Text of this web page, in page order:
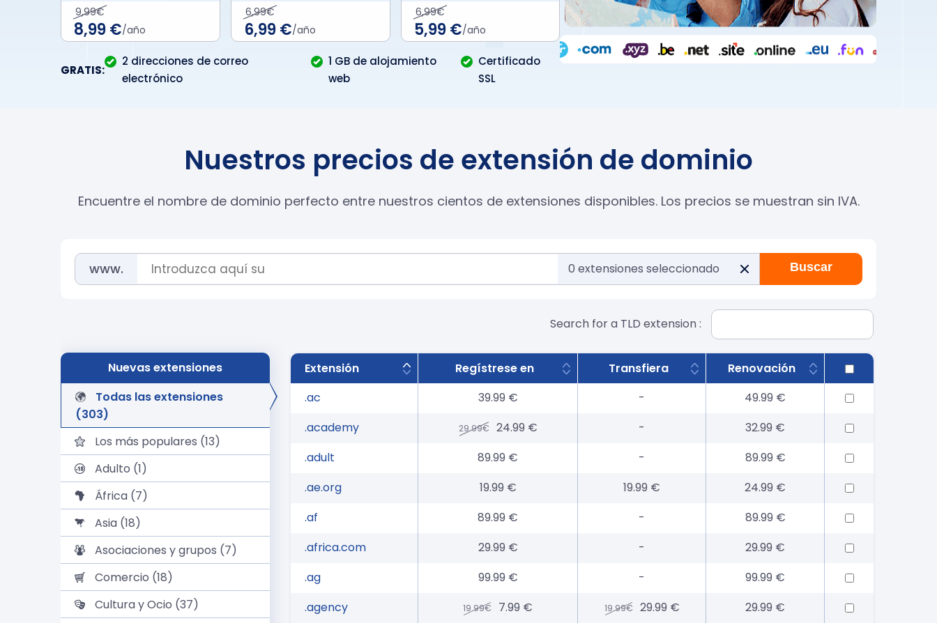
9,99€
8,99 €/año
6,99€
6,99 €/año
6,99€
5,99 €/año
GRATIS:
2 direcciones de correo
electrónico
1 GB de alojamiento
web
Certificado
SSL
Nuestros precios de extensión de dominio
Encuentre el nombre de dominio perfecto entre nuestros cientos de extensiones disponibles. Los precios se muestran sin IVA.
www. 0 extensionesseleccionado
Buscar
en
Nuevas extensiones
Todas las extensiones
(303)
Los más populares (13)
Adulto (1)
África (7)
Asia (18)
Asociaciones y grupos (7)
Comercio (18)
Cultura y Ocio (37)
Search for a TLD extension :
Extensión Regístrese en Transfiera
Renovación
.ac
39.99 € -
49.99 €
.academy
29.99€ 24.99 € -
32.99 €
.adult
89.99 € -
89.99 €
.ae.org
19.99 € 19.99 €
24.99 €
.af
89.99 € -
89.99 €
.africa.com
29.99 € -
29.99 €
.ag
99.99 € -
99.99 €
.agency
19.99€ 7.99 € 19.99€ 29.99 €
29.99 €